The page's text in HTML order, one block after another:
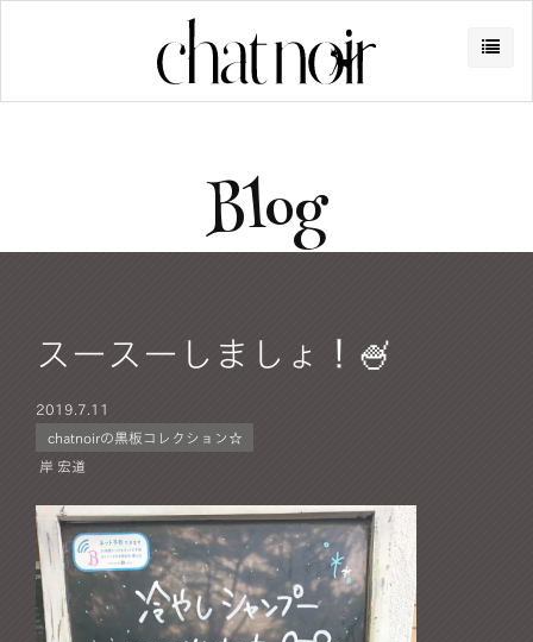
Blog
スースーしましょ！🍧
2019. 7.11
chatnoirの黒板コレクション☆
岸 宏道